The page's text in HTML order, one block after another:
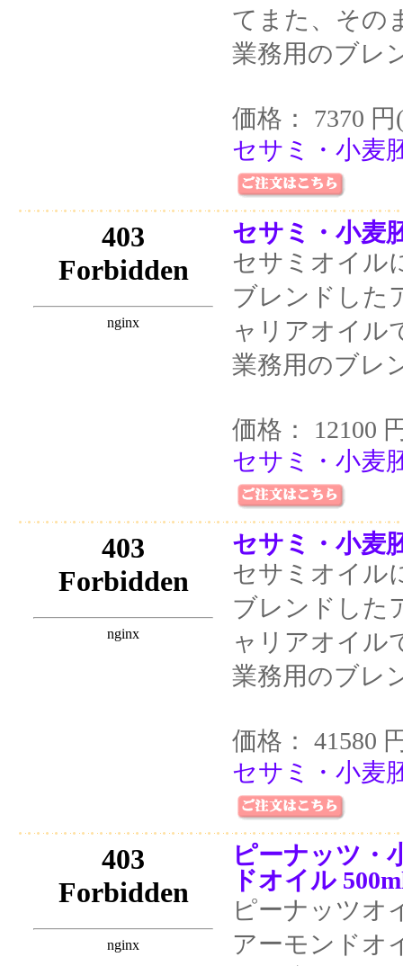
てまた、その
業務用のブレ
価格： 7370
セサミ・小麦
セサミ・小麦
セサミオイル
ブレンドした
ャリアオイル
業務用のブレ
価格： 12100
セサミ・小麦
セサミ・小麦
セサミオイル
ブレンドした
ャリアオイル
業務用のブレ
価格： 41580
セサミ・小麦
ピーナッツ・
ドオイル
ピーナッツオ
アーモンドオ